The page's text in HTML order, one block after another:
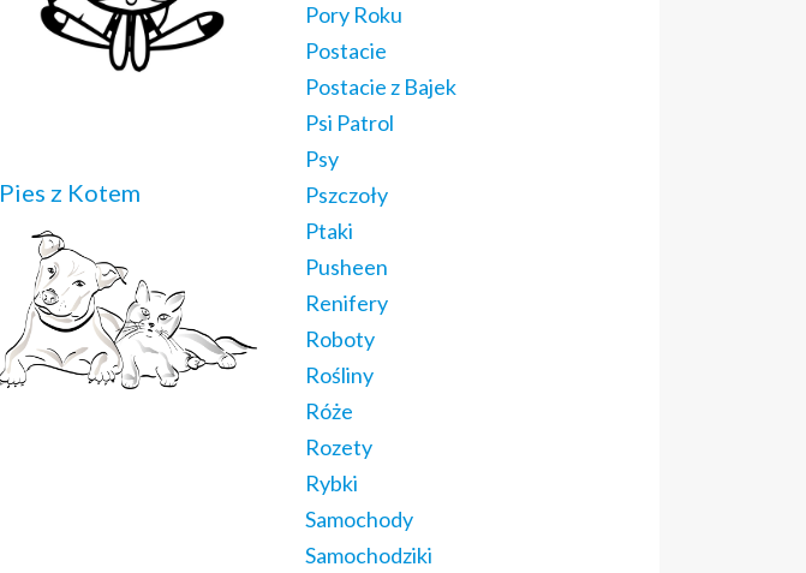
Pies z Kotem
Pory Roku
Postacie
Postacie z Bajek
Psi Patrol
Psy
Pszczoły
Ptaki
Pusheen
Renifery
Roboty
Rośliny
Róże
Rozety
Rybki
Samochody
Samochodziki